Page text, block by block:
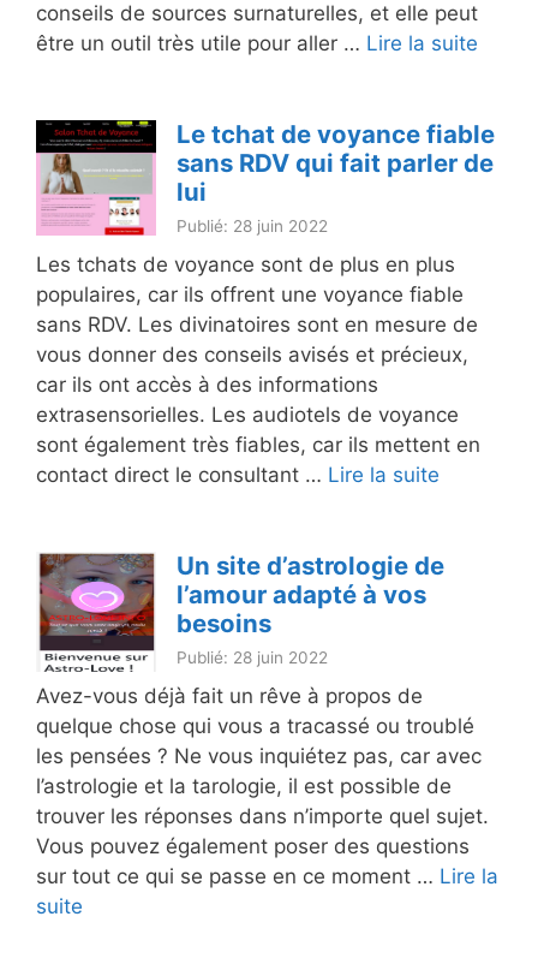
conseils de sources surnaturelles, et elle peut
être un outil très utile pour aller … Lire la suite
Le tchat de voyance fiable
sans RDV qui fait parler de
lui
Publié: 28 juin 2022
Les tchats de voyance sont de plus en plus
populaires, car ils offrent une voyance fiable
sans RDV. Les divinatoires sont en mesure de
vous donner des conseils avisés et précieux,
car ils ont accès à des informations
extrasensorielles. Les audiotels de voyance
sont également très fiables, car ils mettent en
contact direct le consultant … Lire la suite
Un site d’astrologie de
l’amour adapté à vos
besoins
Publié: 28 juin 2022
Avez-vous déjà fait un rêve à propos de
quelque chose qui vous a tracassé ou troublé
les pensées ? Ne vous inquiétez pas, car avec
l’astrologie et la tarologie, il est possible de
trouver les réponses dans n’importe quel sujet.
Vous pouvez également poser des questions
sur tout ce qui se passe en ce moment … Lire la
suite